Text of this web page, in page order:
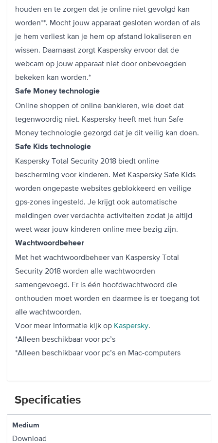
houden en te zorgen dat je online niet gevolgd kan
worden**. Mocht jouw apparaat gesloten worden of als
je hem verliest kan je hem op afstand lokaliseren en
wissen. Daarnaast zorgt Kaspersky ervoor dat de
webcam op jouw apparaat niet door onbevoegden
bekeken kan worden.*
Safe Money technologie
Online shoppen of online bankieren, wie doet dat
tegenwoordig niet. Kaspersky heeft met hun Safe
Money technologie gezorgd dat je dit veilig kan doen.
Safe Kids technologie
Kaspersky Total Security 2018 biedt online
bescherming voor kinderen. Met Kaspersky Safe Kids
worden ongepaste websites geblokkeerd en veilige
gps-zones ingesteld. Je krijgt ook automatische
meldingen over verdachte activiteiten zodat je altijd
weet waar jouw kinderen online mee bezig zijn.
Wachtwoordbeheer
Met het wachtwoordbeheer van Kaspersky Total
Security 2018 worden alle wachtwoorden
samengevoegd. Er is één hoofdwachtwoord die
onthouden moet worden en daarmee is er toegang tot
alle wachtwoorden.
Voor meer informatie kijk op Kaspersky
*Alleen beschikbaar voor pc’s
*Alleen beschikbaar voor pc’s en Mac-computers
Specificaties
Medium
Download